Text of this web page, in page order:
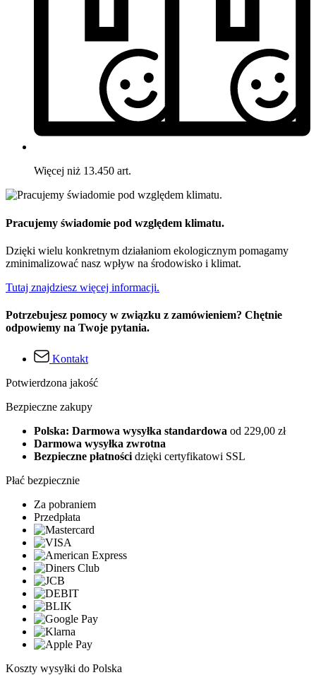
Więcej niż 13.450 art.
Pracujemy świadomie pod względem klimatu.
Dzięki wielu konkretnym działaniom ekologicznym pomagamy
zminimalizować nasz wpływ na środowisko i klimat.
Tutaj znajdziesz więcej informacji.
Potrzebujesz pomocy w związku z zamówieniem? Chętnie
odpowiemy na Twoje pytania.
Kontakt
Potwierdzona jakość
Bezpieczne zakupy
Polska: Darmowa wysyłka standardowa od 229,00 zł
Darmowa wysyłka zwrotna
Bezpieczne płatności dzięki certyfikatowi SSL
Płać bezpiecznie
Za pobraniem
Przedpłata
Koszty wysyłki do Polska